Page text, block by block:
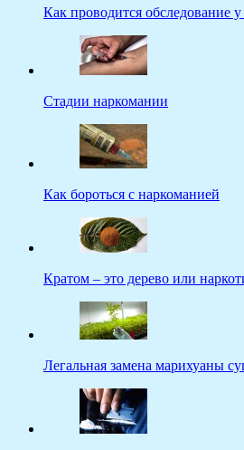
Как проводится обследование у
Стадии наркомании
Как бороться с наркоманией
Кратом – это дерево или
Легальная замена марихуаны